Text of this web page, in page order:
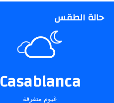
حالة الطقس
Casablanca
غيوم متفرقة